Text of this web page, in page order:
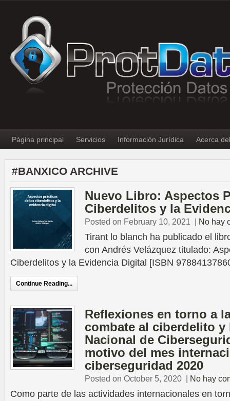
Página principal Servicios Información Jurídica Acerca
#BANXICO ARCHIVE
Nuevo Libro: Aspectos
Ciberdelitos y la
Posted on February 10, 2021 | No hay
Tirant lo blanch ha publicado el
con Andrés Velázquez titulado:
Ciberdelitos y la Evidencia Digital [ISBN
Continue Reading...
Reflexiones en torno a
combate al ciberdelito y
Nacional de
motivo del mes
ciberseguridad 2020
Posted on October 5, 2020 | No hay
Como parte de las actividades internacionales en